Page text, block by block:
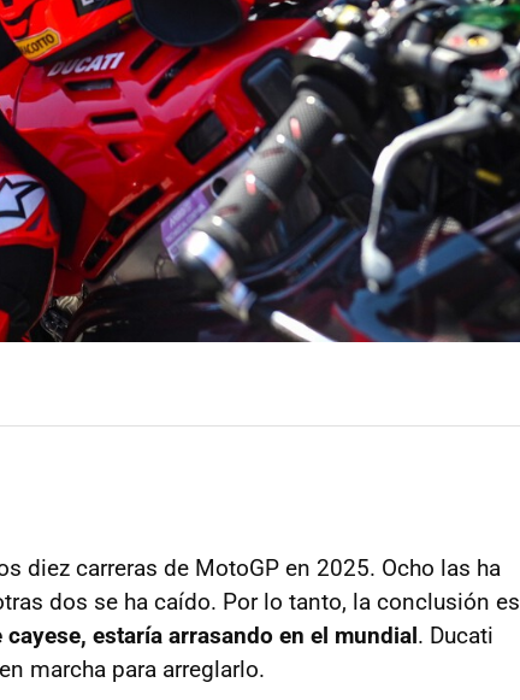
diez carreras de MotoGP en 2025. Ocho las ha
dos se ha caído. Por lo tanto, la conclusión es
estaría arrasando en el mundial. Ducati
marcha para arreglarlo.